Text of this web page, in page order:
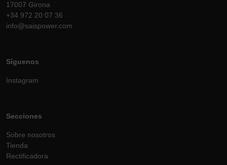
17007 Girona
+34 972 20 07 36
info@saispower.com
Síguenos
Instagram
Secciones
Sobre nosotros
Tienda
Rectificadora